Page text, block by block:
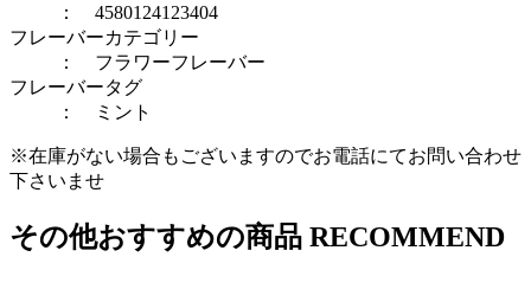
： 4580124123404
フレーバーカテゴリー
： フラワーフレーバー
フレーバータグ
：
ミント
※在庫がない場合もございますのでお電話にてお問い合わせ
下さいませ
その他おすすめの商品 RECOMMEND